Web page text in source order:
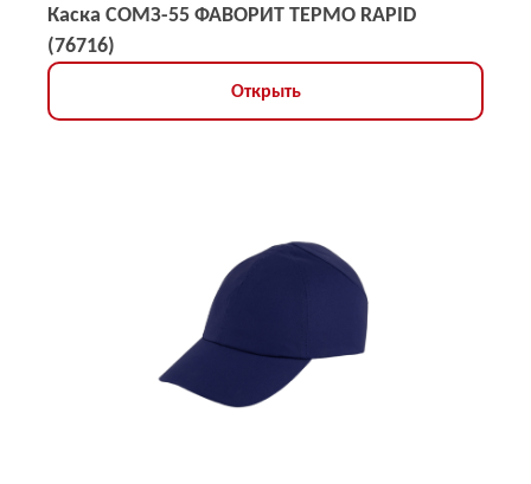
Каска СОМЗ-55 ФАВОРИТ ТЕРМО RAPID
(76716)
Открыть